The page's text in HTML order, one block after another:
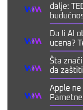
dalje:
Da li AI
ucena?
Šta
da
Apple